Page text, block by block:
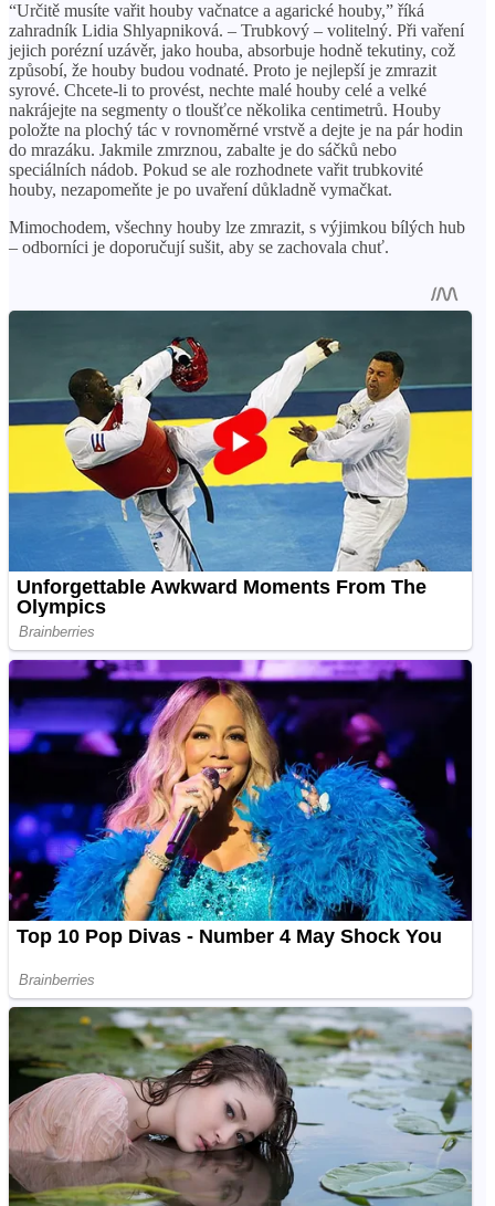
“Určitě musíte vařit houby vačnatce a agarické houby,” říká
zahradník Lidia Shlyapniková. – Trubkový – volitelný. Při vaření
jejich porézní uzávěr, jako houba, absorbuje hodně tekutiny, což
způsobí, že houby budou vodnaté. Proto je nejlepší je zmrazit
syrové. Chcete-li to provést, nechte malé houby celé a velké
nakrájejte na segmenty o tloušťce několika centimetrů. Houby
položte na plochý tác v rovnoměrné vrstvě a dejte je na pár hodin
do mrazáku. Jakmile zmrznou, zabalte je do sáčků nebo
speciálních nádob. Pokud se ale rozhodnete vařit trubkovité
houby, nezapomeňte je po uvaření důkladně vymačkat.
Mimochodem, všechny houby lze zmrazit, s výjimkou bílých hub
– odborníci je doporučují sušit, aby se zachovala chuť.